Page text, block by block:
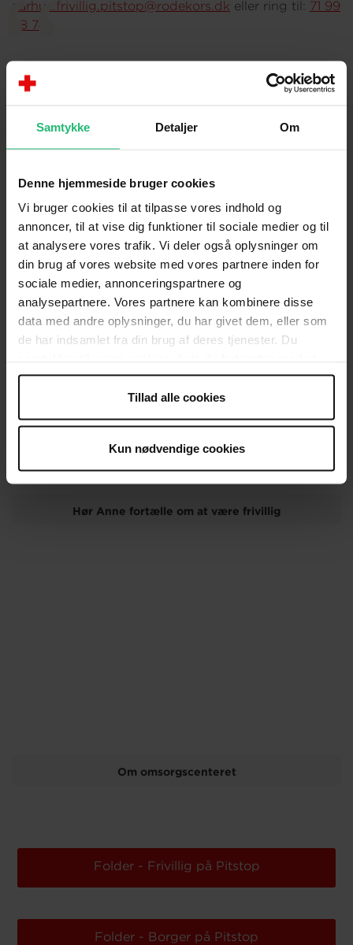
Samtykke Detaljer Om
Denne hjemmeside bruger cookies
Vi bruger cookies til at tilpasse vores indhold og
annoncer, til at vise dig funktioner til sociale medier og til
at analysere vores trafik. Vi deler også oplysninger om
din brug af vores website med vores partnere inden for
sociale medier, annonceringspartnere og
analysepartnere. Vores partnere kan kombinere disse
data med andre oplysninger, du har givet dem, eller som
de har indsamlet fra din brug af deres tjenester. Du
anvende vores hjemmeside.
Tillad alle cookies
Kun nødvendige cookies
aarhus.frivillig.pitstop@rodekors.dk eller ring til: 71 99
88 74
Jeg er frivillig på Pitstop, fordi jeg
brænder for at hjælpe sårbare og
udsatte borgere
Frivillig på omsorgscenter
Hør Anne fortælle om at være frivillig
Om omsorgscenteret
Folder - Frivillig på Pitstop
Folder - Borger på Pitstop